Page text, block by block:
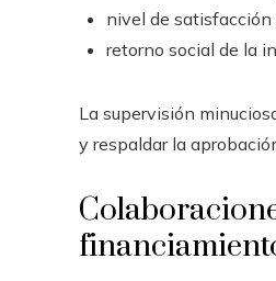
nivel de satisfacción
retorno social de la
La supervisión
y respaldar la